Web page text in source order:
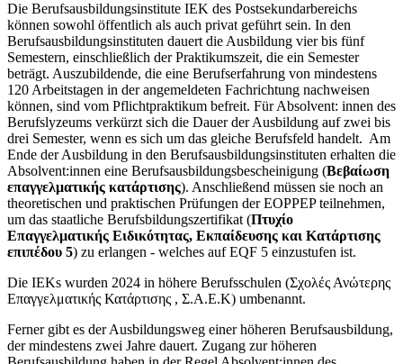
Die Berufsausbildungsinstitute IEK des Postsekundarbereichs
können sowohl öffentlich als auch privat geführt sein. In den
Berufsausbildungsinstituten dauert die Ausbildung vier bis fünf
Semestern, einschließlich der Praktikumszeit, die ein Semester
beträgt. Auszubildende, die eine Berufserfahrung von mindestens
120 Arbeitstagen in der angemeldeten Fachrichtung nachweisen
können, sind vom Pflichtpraktikum befreit. Für Absolvent: innen des
Berufslyzeums verkürzt sich die Dauer der Ausbildung auf zwei bis
drei Semester, wenn es sich um das gleiche Berufsfeld handelt. Am
Ende der Ausbildung in den Berufsausbildungsinstituten erhalten die
Absolvent:innen eine Berufsausbildungsbescheinigung (Βεβαίωση
επαγγελματικής κατάρτισης). Anschließend müssen sie noch an
theoretischen und praktischen Prüfungen der EOPPEP teilnehmen,
um das staatliche Berufsbildungszertifikat (Πτυχίο
Επαγγελματικής Ειδικότητας, Εκπαίδευσης και Κατάρτισης
επιπέδου 5) zu erlangen - welches auf EQF 5 einzustufen ist.
Die IEKs wurden 2024 in höhere Berufsschulen (Σχολές Ανώτερης
Επαγγελματικής Κατάρτισης , Σ.Α.Ε.Κ) umbenannt.
Ferner gibt es der Ausbildungsweg einer höheren Berufsausbildung,
der mindestens zwei Jahre dauert. Zugang zur höheren